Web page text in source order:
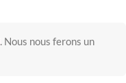
. Nous nous ferons un